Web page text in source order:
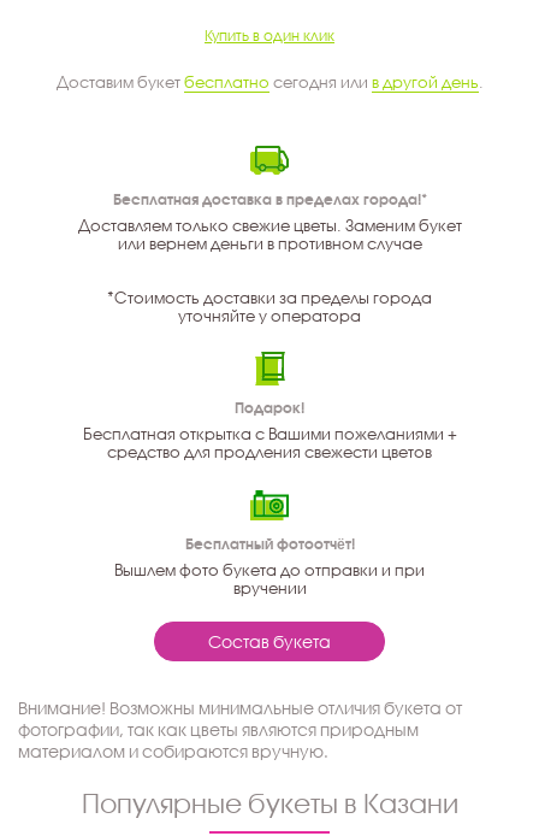
Купить в один клик
Доставим букетбесплатно сегодня или в другой день
Бесплатная доставка в пределах города!*
Доставляем только свежие цветы. Заменим букет
или вернем деньги в противном случае
*Стоимость доставки за пределы города
уточняйте у оператора
Подарок!
Бесплатная открытка с Вашими пожеланиями +
средство для продления свежести цветов
Бесплатный фотоотчёт!
Вышлем фото букета до отправки и при
вручении
Состав букета
Внимание! Возможны минимальные отличия букета от
фотографии, так как цветы являются природным
материалом и собираются вручную.
Популярные букеты в Казани